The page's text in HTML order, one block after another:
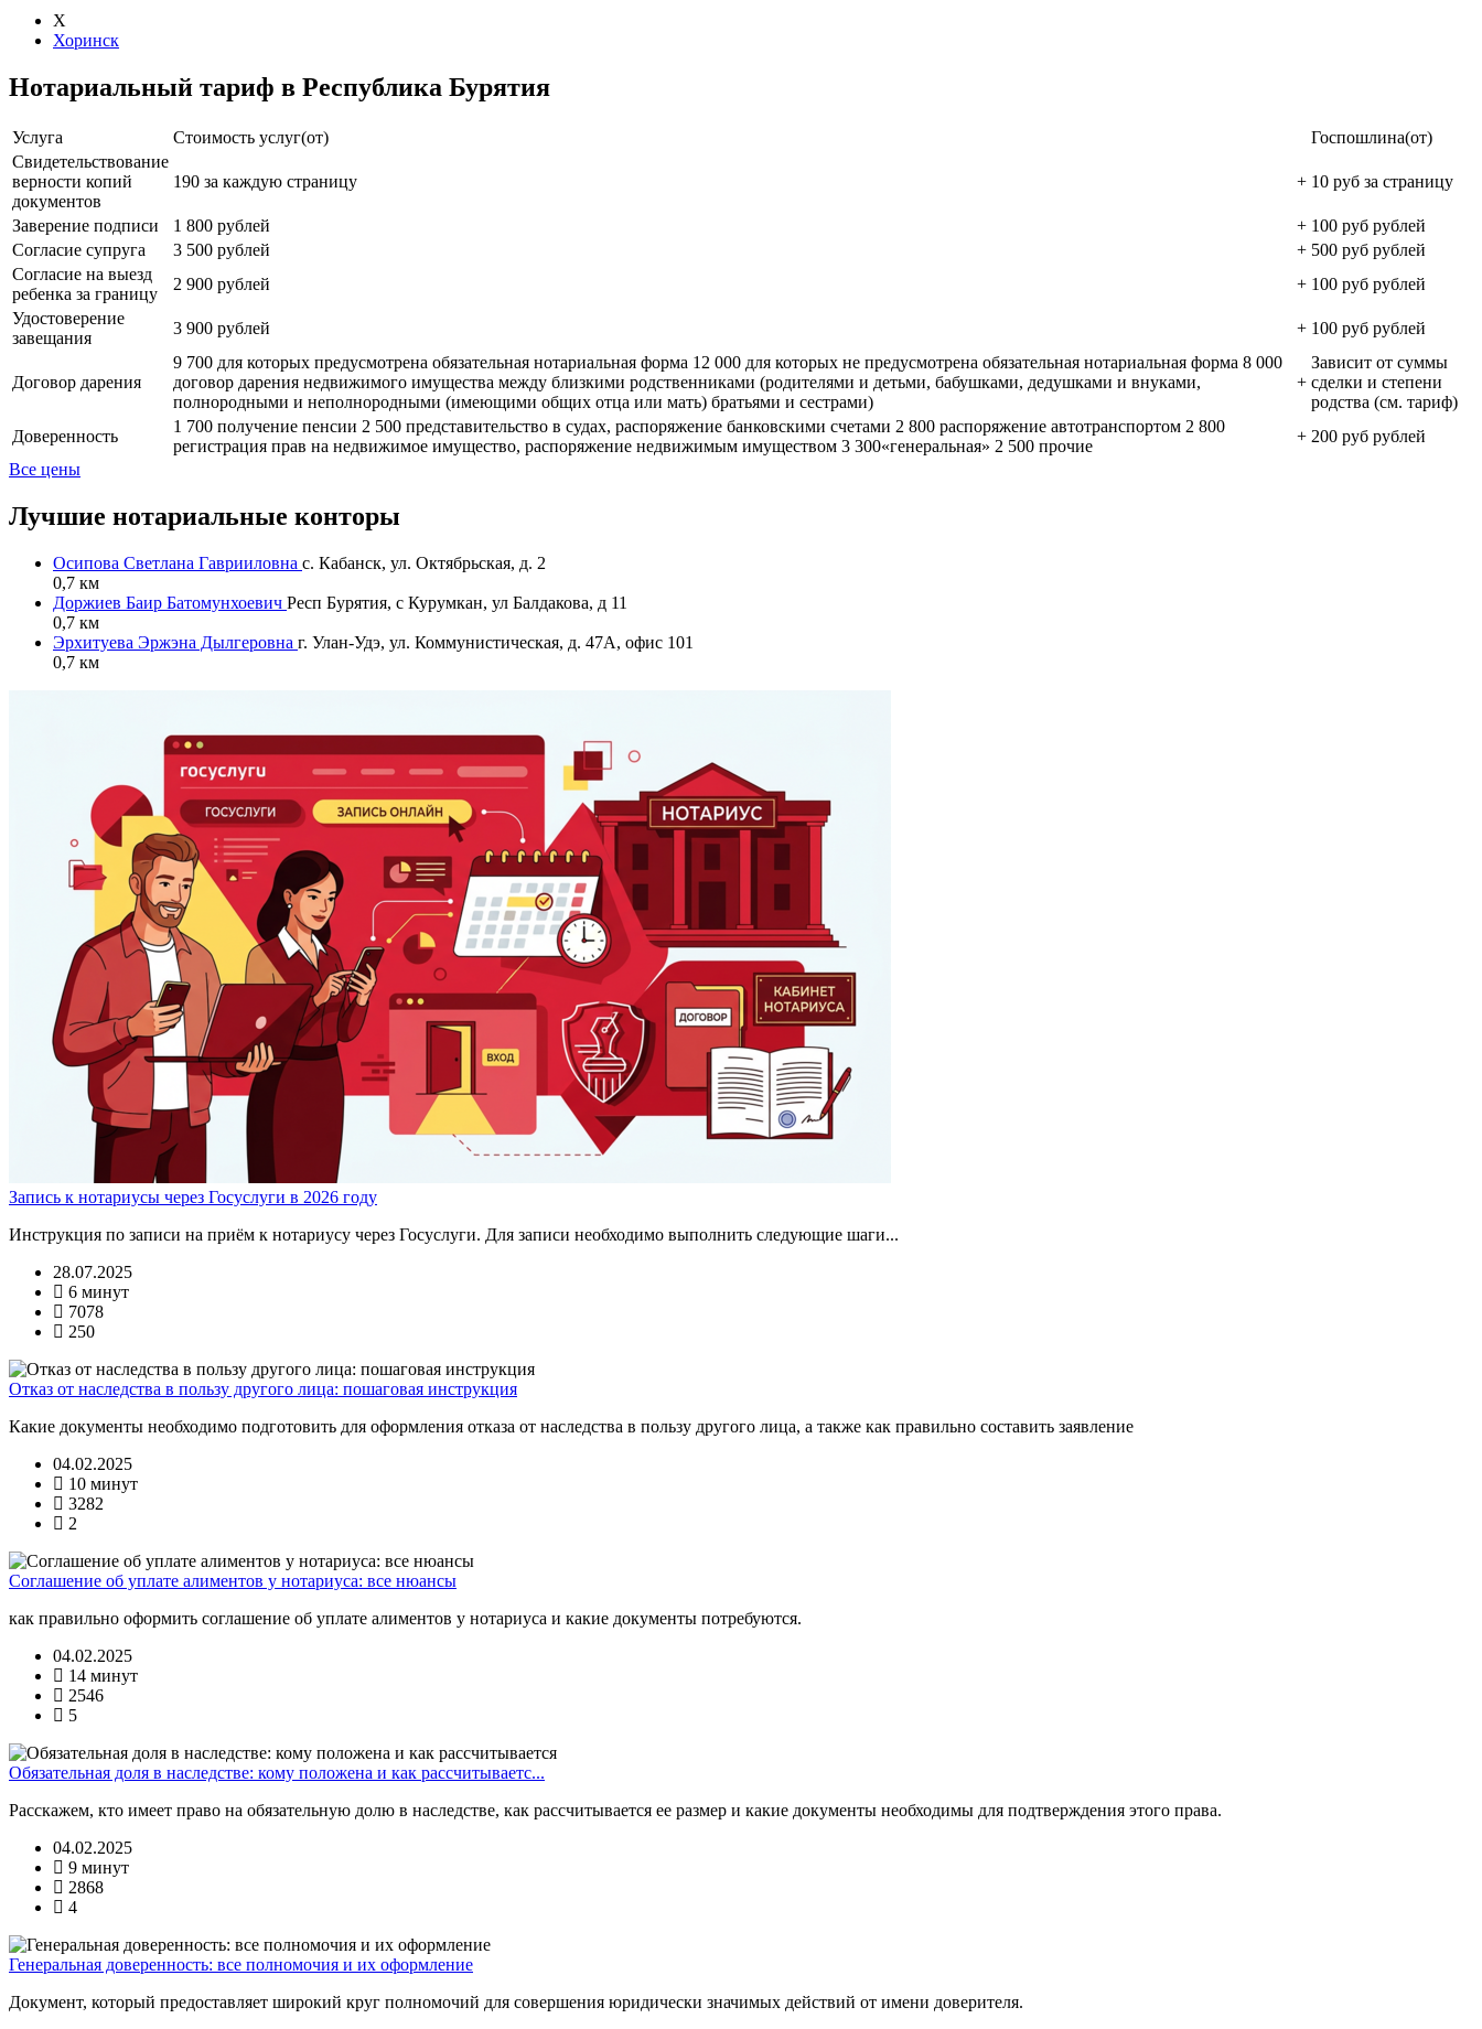
Х
Хоринск
Нотариальный тариф в Республика Бурятия
Услуга Стоимость услуг(от)
Госпошлина(от)
Свидетельствование
верности копий
документов
190 за каждую страницу + 10 руб за страницу
Заверение подписи 1 800 рублей + 100 руб рублей
Согласие супруга
3 500 рублей + 500 руб рублей
Согласие на выезд
ребенка за границу
2 900 рублей + 100 руб рублей
Удостоверение
завещания
3 900 рублей + 100 руб рублей
Договор дарения
9 700 для которых предусмотрена обязательная нотариальная форма 12 000 для которых не предусмотрена обязательная нотариальная форма 8 000
договор дарения недвижимого имущества между близкими родственниками (родителями и детьми, бабушками, дедушками и внуками,
полнородными и неполнородными (имеющими общих отца или мать) братьями и сестрами)
+
Зависит от суммы
сделки и степени
родства (см. тариф)
Доверенность
1 700 получение пенсии 2 500 представительство в судах, распоряжение банковскими счетами 2 800 распоряжение автотранспортом 2 800
регистрация прав на недвижимое имущество, распоряжение недвижимым имуществом 3 300«генеральная» 2 500 прочие
+ 200 руб рублей
Все цены
Лучшие нотариальные конторы
Осипова Светлана Гаврииловна с. Кабанск, ул. Октябрьская, д. 2
0,7 км
Доржиев Баир Батомунхоевич Респ Бурятия, с Курумкан, ул Балдакова, д 11
0,7 км
Эрхитуева Эржэна Дылгеровна г. Улан-Удэ, ул. Коммунистическая, д. 47А, офис 101
0,7 км
Запись к нотариусы через Госуслуги в 2026 году
Инструкция по записи на приём к нотариусу через Госуслуги. Для записи необходимо выполнить следующие шаги...
28.07.2025
6 минут
7078
250
Отказ от наследства в пользу другого лица: пошаговая инструкция
Какие документы необходимо подготовить для оформления отказа от наследства в пользу другого лица, а также как правильно составить заявление
04.02.2025
10 минут
3282
2
Соглашение об уплате алиментов у нотариуса: все нюансы
как правильно оформить соглашение об уплате алиментов у нотариуса и какие документы потребуются.
04.02.2025
14 минут
2546
5
Обязательная доля в наследстве: кому положена и как рассчитываетс...
Расскажем, кто имеет право на обязательную долю в наследстве, как рассчитывается ее размер и какие документы необходимы для подтверждения этого права.
04.02.2025
9 минут
2868
4
Генеральная доверенность: все полномочия и их оформление
Документ, который предоставляет широкий круг полномочий для совершения юридически значимых действий от имени доверителя.